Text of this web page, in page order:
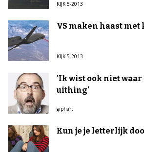
KIJK 5-2013
VS maken haast
KIJK 5-2013
'Ik wist ook niet
uithing'
giphart
Kun je je letterlijk